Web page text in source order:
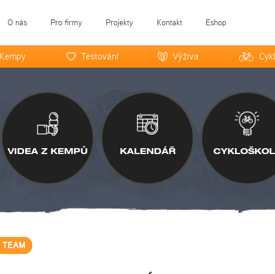
O nás Pro firmy Projekty Kontakt Eshop
Kempy Testování Výživa
VIDEA Z KEMPŮ KALENDÁŘ
TEAM